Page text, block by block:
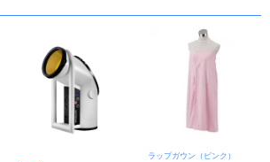
ラップガウン（ピンク）